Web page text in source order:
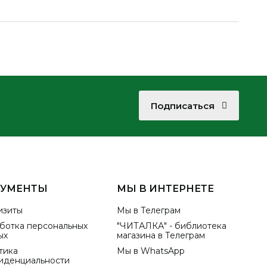
Подписаться
персональных
МЫ В ИНТЕРНЕТЕ
Мы в Телеграм
"ЧИТАЛКА" - библиотека
магазина в Телеграм
Мы в WhatsApp